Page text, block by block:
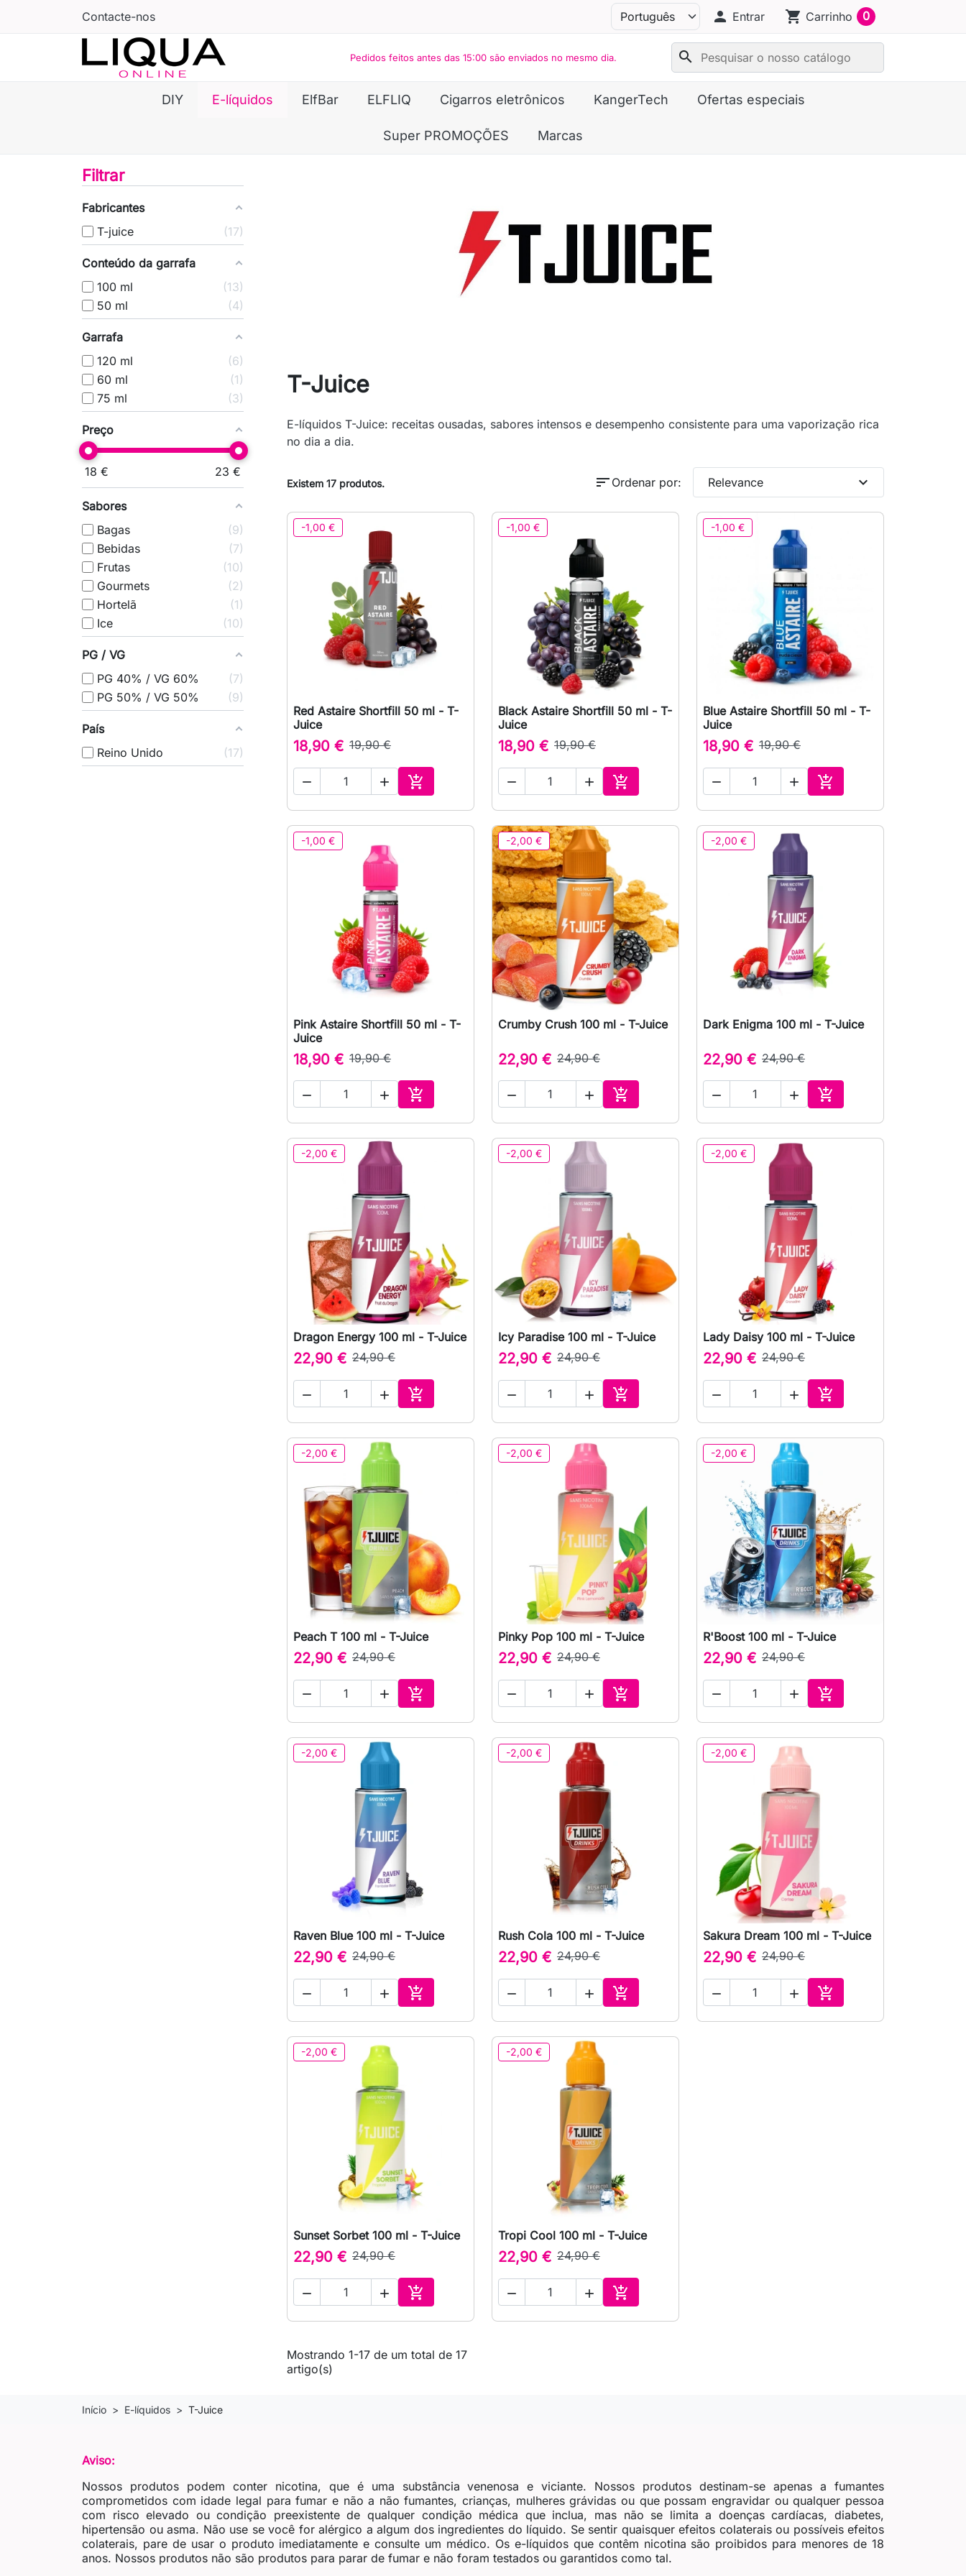
Contacte-nos person Entrar shopping_cart Carrinho 0
Pedidos feitos antes das 15:00 são enviados no mesmo dia. search
DIY E-líquidos ElfBar ELFLIQ Cigarros eletrônicos KangerTech Ofertas especiais
Super PROMOÇÕES Marcas
Filtrar
Fabricantes
T-juice
17
Conteúdo da garrafa
100 ml
13
50 ml
4
Garrafa
120 ml
6
60 ml
1
75 ml
3
Preço
18 € 23 €
Sabores
Bagas
9
Bebidas
7
Frutas
10
Gourmets
2
Hortelã
1
Ice
10
PG / VG
PG 40% / VG 60%
7
PG 50% / VG 50%
9
País
Reino Unido
17
T-Juice
E-líquidos T-Juice: receitas ousadas, sabores intensos e desempenho consistente para uma vaporização rica
no dia a dia.
Existem 17 produtos. sort Ordenar por: Relevance expand_more
-1,00 €
 Vista rápida
Red Astaire Shortfill 50 ml - T-
Juice
18,90 € 19,90 €
  
Adicionar ao carrinho
-1,00 €
 Vista rápida
Black Astaire Shortfill 50 ml - T-
Juice
18,90 € 19,90 €
  
Adicionar ao carrinho
-1,00 €
 Vista rápida
Blue Astaire Shortfill 50 ml - T-
Juice
18,90 € 19,90 €
  
Adicionar ao carrinho
-1,00 €
 Vista rápida
Pink Astaire Shortfill 50 ml - T-
Juice
18,90 € 19,90 €
  
Adicionar ao carrinho
-2,00 €
 Vista rápida
Crumby Crush 100 ml - T-Juice
22,90 € 24,90 €
  
Adicionar ao carrinho
-2,00 €
 Vista rápida
Dark Enigma 100 ml - T-Juice
22,90 € 24,90 €
  
Adicionar ao carrinho
-2,00 €
 Vista rápida
Dragon Energy 100 ml - T-Juice
22,90 € 24,90 €
  
Adicionar ao carrinho
-2,00 €
 Vista rápida
Icy Paradise 100 ml - T-Juice
22,90 € 24,90 €
  
Adicionar ao carrinho
-2,00 €
 Vista rápida
Lady Daisy 100 ml - T-Juice
22,90 € 24,90 €
  
Adicionar ao carrinho
-2,00 €
 Vista rápida
Peach T 100 ml - T-Juice
22,90 € 24,90 €
  
Adicionar ao carrinho
-2,00 €
 Vista rápida
Pinky Pop 100 ml - T-Juice
22,90 € 24,90 €
  
Adicionar ao carrinho
-2,00 €
 Vista rápida
R'Boost 100 ml - T-Juice
22,90 € 24,90 €
  
Adicionar ao carrinho
-2,00 €
 Vista rápida
Raven Blue 100 ml - T-Juice
22,90 € 24,90 €
  
Adicionar ao carrinho
-2,00 €
 Vista rápida
Rush Cola 100 ml - T-Juice
22,90 € 24,90 €
  
Adicionar ao carrinho
-2,00 €
 Vista rápida
Sakura Dream 100 ml - T-Juice
22,90 € 24,90 €
  
Adicionar ao carrinho
-2,00 €
 Vista rápida
Sunset Sorbet 100 ml - T-Juice
22,90 € 24,90 €
  
Adicionar ao carrinho
-2,00 €
 Vista rápida
Tropi Cool 100 ml - T-Juice
22,90 € 24,90 €
  
Adicionar ao carrinho
Mostrando 1-17 de um total de 17
artigo(s)
Início E-líquidos T-Juice
Aviso:
Nossos produtos podem conter nicotina, que é uma substância venenosa e viciante. Nossos produtos destinam-se apenas a fumantes
comprometidos com idade legal para fumar e não a não fumantes, crianças, mulheres grávidas ou que possam engravidar ou qualquer pessoa
com risco elevado ou condição preexistente de qualquer condição médica que inclua, mas não se limita a doenças cardíacas, diabetes,
hipertensão ou asma. Não use se você for alérgico a algum dos ingredientes do líquido. Se sentir quaisquer efeitos colaterais ou possíveis efeitos
colaterais, pare de usar o produto imediatamente e consulte um médico. Os e-líquidos que contêm nicotina são proibidos para menores de 18
anos. Nossos produtos não são produtos para parar de fumar e não foram testados ou garantidos como tal.